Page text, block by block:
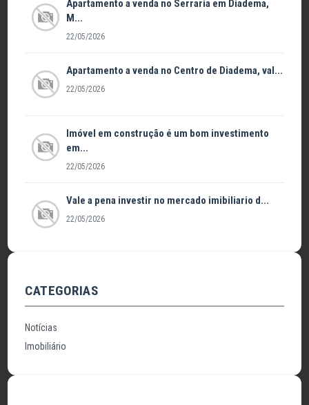
Apartamento a venda no Serraria em Diadema,
M...
22/05/2026
Apartamento a venda no Centro de Diadema, val...
22/05/2026
Imóvel em construção é um bom investimento
em...
22/05/2026
Vale a pena investir no mercado imibiliario d...
22/05/2026
CATEGORIAS
Notícias
Imobiliário